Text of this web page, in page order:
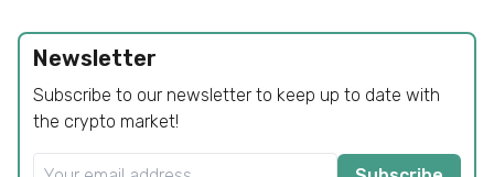
Newsletter
Subscribe to our newsletter to keep up to date with
the crypto market!